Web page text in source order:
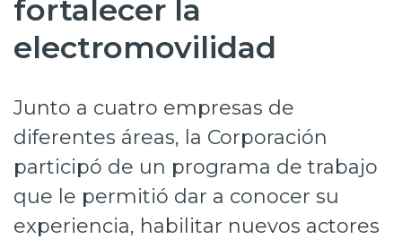
Operaciones
Proyectos
Innovación
Inversionistas
Prensa
fortalecer la
electromovilidad
Junto a cuatro empresas de
diferentes áreas, la Corporación
participó de un programa de trabajo
que le permitió dar a conocer su
experiencia, habilitar nuevos actores